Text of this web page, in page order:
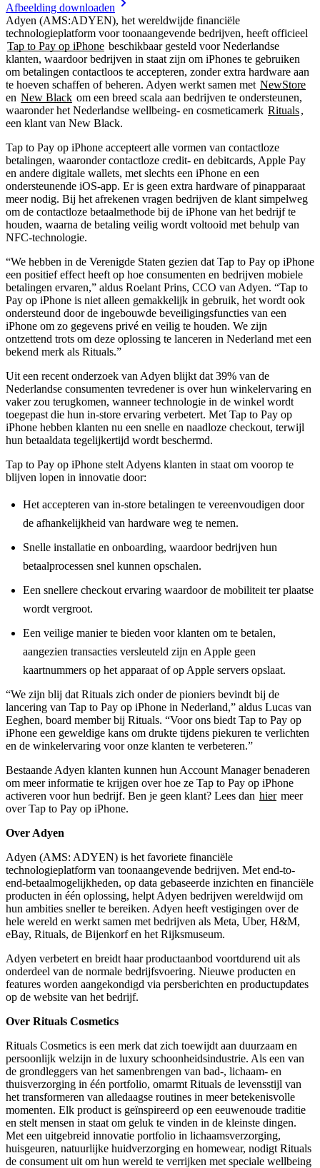
Afbeelding downloaden
Adyen (AMS:ADYEN), het wereldwijde financiële
technologieplatform voor toonaangevende bedrijven, heeft officieel
Tap to Pay op iPhone beschikbaar gesteld voor Nederlandse
klanten, waardoor bedrijven in staat zijn om iPhones te gebruiken
om betalingen contactloos te accepteren, zonder extra hardware aan
te hoeven schaffen of beheren. Adyen werkt samen met NewStore
en New Black om een breed scala aan bedrijven te ondersteunen,
waaronder het Nederlandse wellbeing- en cosmeticamerk Rituals,
een klant van New Black.
Tap to Pay op iPhone accepteert alle vormen van contactloze
betalingen, waaronder contactloze credit- en debitcards, Apple Pay
en andere digitale wallets, met slechts een iPhone en een
ondersteunende iOS-app. Er is geen extra hardware of pinapparaat
meer nodig. Bij het afrekenen vragen bedrijven de klant simpelweg
om de contactloze betaalmethode bij de iPhone van het bedrijf te
houden, waarna de betaling veilig wordt voltooid met behulp van
NFC-technologie.
“We hebben in de Verenigde Staten gezien dat Tap to Pay op iPhone
een positief effect heeft op hoe consumenten en bedrijven mobiele
betalingen ervaren,” aldus Roelant Prins, CCO van Adyen. “Tap to
Pay op iPhone is niet alleen gemakkelijk in gebruik, het wordt ook
ondersteund door de ingebouwde beveiligingsfuncties van een
iPhone om zo gegevens privé en veilig te houden. We zijn
ontzettend trots om deze oplossing te lanceren in Nederland met een
bekend merk als Rituals.”
Uit een recent onderzoek van Adyen blijkt dat 39% van de
Nederlandse consumenten tevredener is over hun winkelervaring en
vaker zou terugkomen, wanneer technologie in de winkel wordt
toegepast die hun in-store ervaring verbetert. Met Tap to Pay op
iPhone hebben klanten nu een snelle en naadloze checkout, terwijl
hun betaaldata tegelijkertijd wordt beschermd.
Tap to Pay op iPhone stelt Adyens klanten in staat om voorop te
blijven lopen in innovatie door:
Het accepteren van in-store betalingen te vereenvoudigen door
de afhankelijkheid van hardware weg te nemen.
Snelle installatie en onboarding, waardoor bedrijven hun
betaalprocessen snel kunnen opschalen.
Een snellere checkout ervaring waardoor de mobiliteit ter plaatse
wordt vergroot.
Een veilige manier te bieden voor klanten om te betalen,
aangezien transacties versleuteld zijn en Apple geen
kaartnummers op het apparaat of op Apple servers opslaat.
“We zijn blij dat Rituals zich onder de pioniers bevindt bij de
lancering van Tap to Pay op iPhone in Nederland,” aldus Lucas van
Eeghen, board member bij Rituals. “Voor ons biedt Tap to Pay op
iPhone een geweldige kans om drukte tijdens piekuren te verlichten
en de winkelervaring voor onze klanten te verbeteren.”
Bestaande Adyen klanten kunnen hun Account Manager benaderen
om meer informatie te krijgen over hoe ze Tap to Pay op iPhone
activeren voor hun bedrijf. Ben je geen klant? Lees dan hier meer
over Tap to Pay op iPhone.
Over Adyen
Adyen (AMS: ADYEN) is het favoriete financiële
technologieplatform van toonaangevende bedrijven. Met end-to-
end-betaalmogelijkheden, op data gebaseerde inzichten en financiële
producten in één oplossing, helpt Adyen bedrijven wereldwijd om
hun ambities sneller te bereiken. Adyen heeft vestigingen over de
hele wereld en werkt samen met bedrijven als Meta, Uber, H&M,
eBay, Rituals, de Bijenkorf en het Rijksmuseum.
Adyen verbetert en breidt haar productaanbod voortdurend uit als
onderdeel van de normale bedrijfsvoering. Nieuwe producten en
features worden aangekondigd via persberichten en productupdates
op de website van het bedrijf.
Over Rituals Cosmetics
Rituals Cosmetics is een merk dat zich toewijdt aan duurzaam en
persoonlijk welzijn in de luxury schoonheidsindustrie. Als een van
de grondleggers van het samenbrengen van bad-, lichaam- en
thuisverzorging in één portfolio, omarmt Rituals de levensstijl van
het transformeren van alledaagse routines in meer betekenisvolle
momenten. Elk product is geïnspireerd op een eeuwenoude traditie
en stelt mensen in staat om geluk te vinden in de kleinste dingen.
Met een uitgebreid innovatie portfolio in lichaamsverzorging,
huisgeuren, natuurlijke huidverzorging en homewear, nodigt Rituals
de consument uit om hun wereld te verrijken met speciale wellbeing